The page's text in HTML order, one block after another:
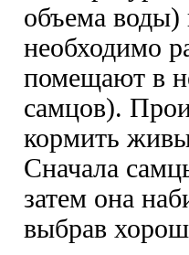
объема воды)
необходимо
помещают в
самцов).
кормить
Сначала
затем она
выбрав